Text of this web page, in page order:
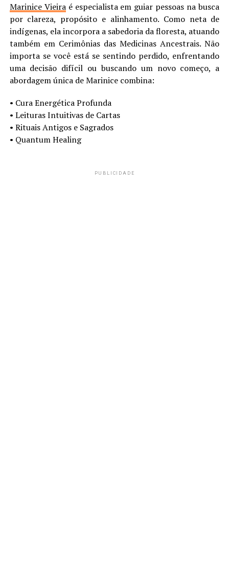
Marinice Vieiraé especialista em guiar pessoas na busca
por clareza, propósito e alinhamento. Como neta de
indígenas, ela incorpora a sabedoria da floresta, atuando
também em Cerimônias das Medicinas Ancestrais. Não
importa se você está se sentindo perdido, enfrentando
uma decisão difícil ou buscando um novo começo, a
abordagem única de Marinice combina:
•⁠ ⁠Cura Energética Profunda
•⁠ ⁠Leituras Intuitivas de Cartas
•⁠ ⁠Rituais Antigos e Sagrados
•⁠ ⁠Quantum Healing
PUBLICIDADE